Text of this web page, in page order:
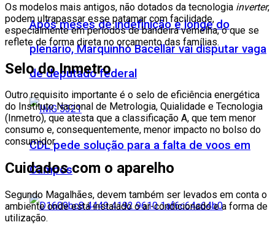
Após meses de indefinição e longe do
plenário, Marquinho Bacellar vai disputar vaga
de deputado federal
CDL pede solução para a falta de voos em
Campos
Os modelos mais antigos, não dotados da tecnologia inverter,
podem ultrapassar esse patamar com facilidade,
especialmente em períodos de bandeira vemelha, o que se
reflete de forma direta no orçamento das famílias.
Selo do Inmetro
Outro requisito importante é o selo de eficiência energética
do Instituto Nacional de Metrologia, Quialidade e Tecnologia
(Inmetro), que atesta que a classificação A, que tem menor
consumo e, consequentemente, menor impacto no bolso do
consumidor.
Cuidados com o aparelho
Segundo Magalhães, devem também ser levados em conta o
ambiente onde está instalado o ar-condicionado e a forma de
utilização.